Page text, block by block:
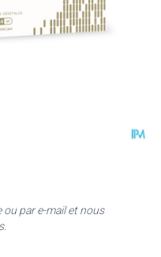
par e-mail et nous